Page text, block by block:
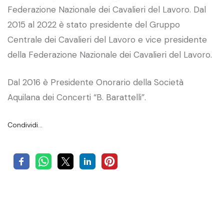
Federazione Nazionale dei Cavalieri del Lavoro. Dal
2015 al 2022 è stato presidente del Gruppo
Centrale dei Cavalieri del Lavoro e vice presidente
della Federazione Nazionale dei Cavalieri del Lavoro.
Dal 2016 è Presidente Onorario della Società
Aquilana dei Concerti “B. Barattelli”.
Condividi…